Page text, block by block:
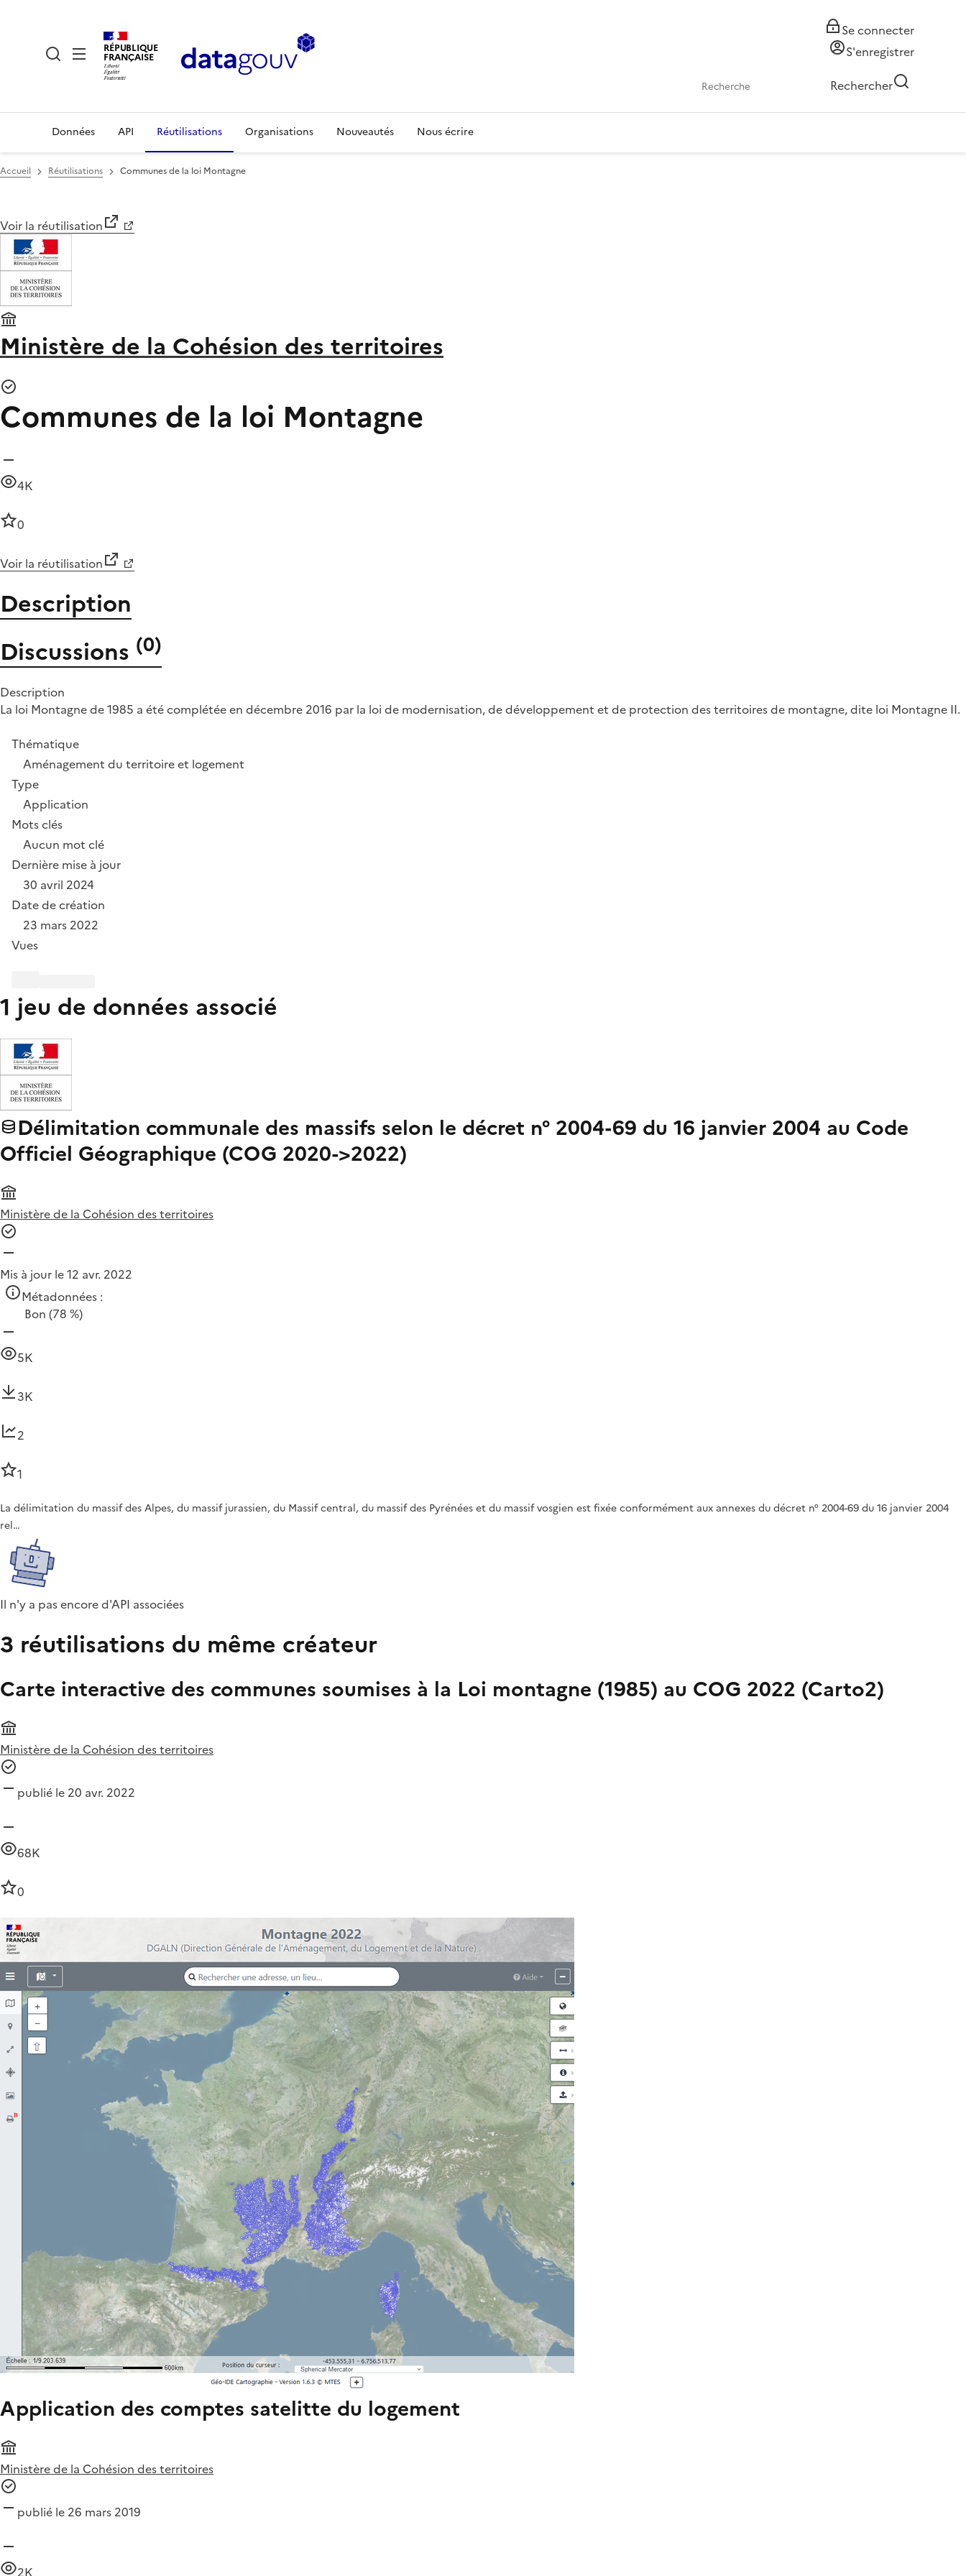
RÉPUBLIQUE
FRANÇAISE
Se connecter
S'enregistrer
Rechercher
Données API Réutilisations Organisations Nouveautés Nous écrire
Accueil Réutilisations Communes de la loi Montagne
Voir la réutilisation
Ministère de la Cohésion des territoires
Communes de la loi Montagne
4K
0
Voir la réutilisation
Description
Discussions (0)
Description
La loi Montagne de 1985 a été complétée en décembre 2016 par la loi de modernisation, de développement et de protection des territoires de montagne, dite loi Montagne II.
Thématique
Aménagement du territoire et logement
Type
Application
Mots clés
Aucun mot clé
Dernière mise à jour
30 avril 2024
Date de création
23 mars 2022
Vues
1 jeu de données associé
Délimitation communale des massifs selon le décret n° 2004-69 du 16 janvier 2004 au Code
Officiel Géographique (COG 2020->2022)
Ministère de la Cohésion des territoires
Mis à jour le 12 avr. 2022
Métadonnées :
Bon (78 %)
5K
3K
2
1
La délimitation du massif des Alpes, du massif jurassien, du Massif central, du massif des Pyrénées et du massif vosgien est fixée conformément aux annexes du décret n° 2004-69 du 16 janvier 2004
rel…
Il n'y a pas encore d'API associées
3 réutilisations du même créateur
Carte interactive des communes soumises à la Loi montagne (1985) au COG 2022 (Carto2)
Ministère de la Cohésion des territoires
publié le 20 avr. 2022
68K
0
Application des comptes satelitte du logement
Ministère de la Cohésion des territoires
publié le 26 mars 2019
2K